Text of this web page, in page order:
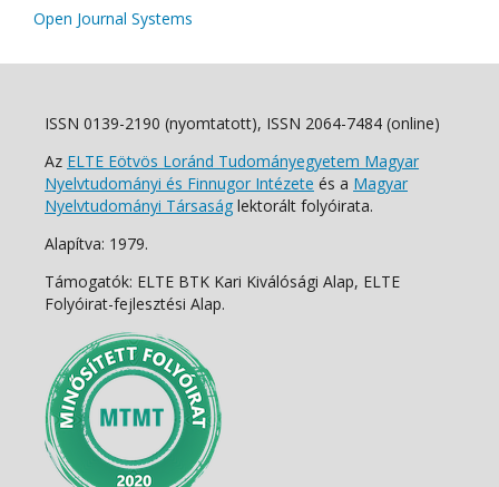
Open Journal Systems
ISSN 0139-2190 (nyomtatott), ISSN 2064-7484 (online)
Az ELTE Eötvös Loránd Tudományegyetem Magyar
Nyelvtudományi és Finnugor Intézete és a Magyar
Nyelvtudományi Társaság lektorált folyóirata.
Alapítva: 1979.
Támogatók: ELTE BTK Kari Kiválósági Alap, ELTE
Folyóirat-fejlesztési Alap.